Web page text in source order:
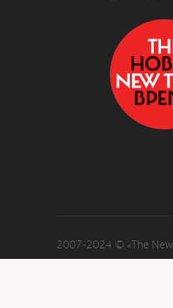
2007-2024 © «The New